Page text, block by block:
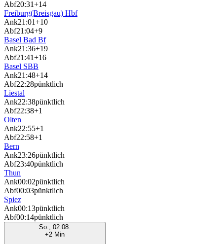
Abf20:31+14
Freiburg(Breisgau) Hbf
Ank21:01+10
Abf21:04+9
Basel Bad Bf
Ank21:36+19
Abf21:41+16
Basel SBB
Ank21:48+14
Abf22:28pünktlich
Liestal
Ank22:38pünktlich
Abf22:38+1
Olten
Ank22:55+1
Abf22:58+1
Bern
Ank23:26pünktlich
Abf23:40pünktlich
Thun
Ank00:02pünktlich
Abf00:03pünktlich
Spiez
Ank00:13pünktlich
Abf00:14pünktlich
So., 02.08.
+2 Min